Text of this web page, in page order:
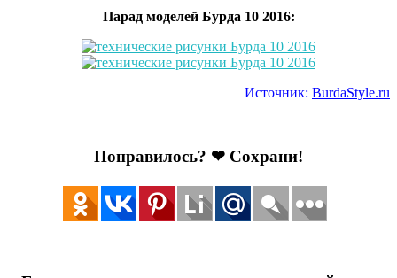
Парад моделей Бурда 10 2016:
Источник: BurdaStyle.ru
Понравилось? ❤ Сохрани!